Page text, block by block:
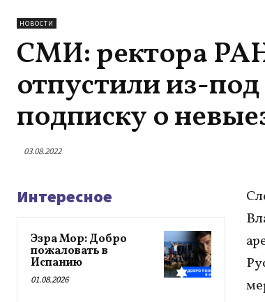
НОВОСТИ
СМИ: ректора
отпустили из-
подписку о
03.08.2022
Интересное
Эзра Мор: Добро
пожаловать в
Испанию
01.08.2026